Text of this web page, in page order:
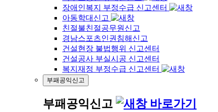
장애인복지 부정수급 신고센터
아동학대신고
친절불친절공무원신고
경남스포츠인권침해신고
건설현장 불법행위 신고센터
건설공사 부실시공 신고센터
복지재정 부정수급 신고센터
부패공익신고
부패공익신고 바로가기